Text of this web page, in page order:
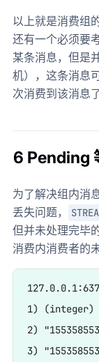
以上就是消费组
还有一个必须要
某条消息，但是
机），这条消息
次消费到该消息
6 Pending
为了解决组内消
丢失问题，
但并未处理完毕
消费内消费者的
1) (integer) 5
2)
3)